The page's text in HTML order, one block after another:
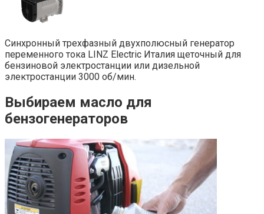
Синхронный трехфазный двухполюсный генератор
переменного тока LINZ Electric Италия щеточный для
бензиновой электростанции или дизельной
электростанции 3000 об/мин.
Выбираем масло для
бензогенераторов